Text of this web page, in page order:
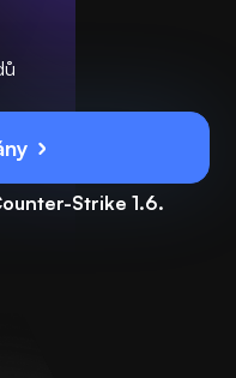
Strike 1.6.